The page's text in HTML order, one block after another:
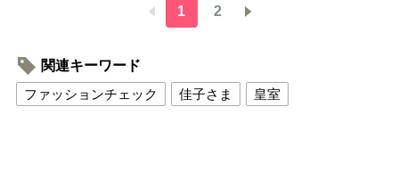
1 2
関連キーワード
ファッションチェック
佳子さま 皇室